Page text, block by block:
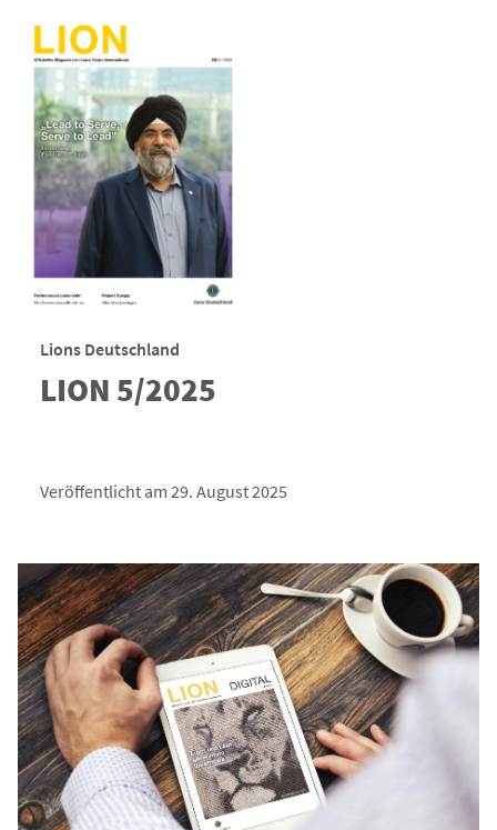
Lions Deutschland
LION 5/2025
Veröffentlicht am 29. August 2025